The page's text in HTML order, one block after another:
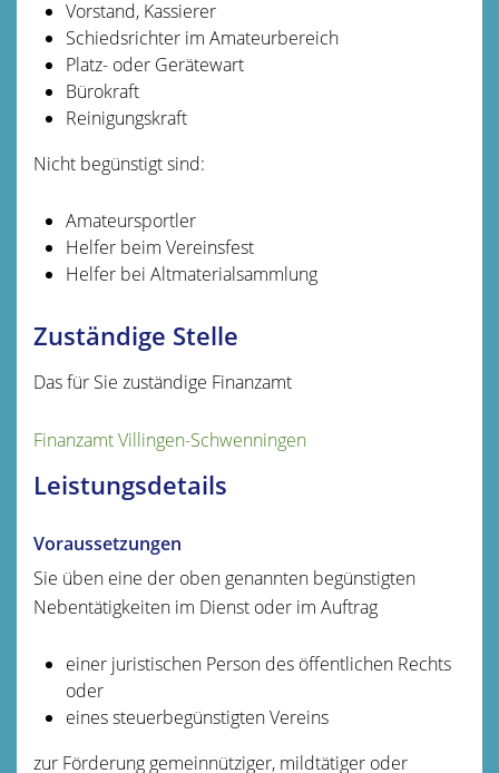
Vorstand, Kassierer
Schiedsrichter im Amateurbereich
Platz- oder Gerätewart
Bürokraft
Reinigungskraft
Nicht begünstigt sind:
Amateursportler
Helfer beim Vereinsfest
Helfer bei Altmaterialsammlung
Zuständige Stelle
Das für Sie zuständige Finanzamt
Finanzamt Villingen-Schwenningen
Leistungsdetails
Voraussetzungen
Sie üben eine der oben genannten begünstigten
Nebentätigkeiten im Dienst oder im Auftrag
einer juristischen Person des öffentlichen Rechts
oder
eines steuerbegünstigten Vereins
zur Förderung gemeinnütziger, mildtätiger oder